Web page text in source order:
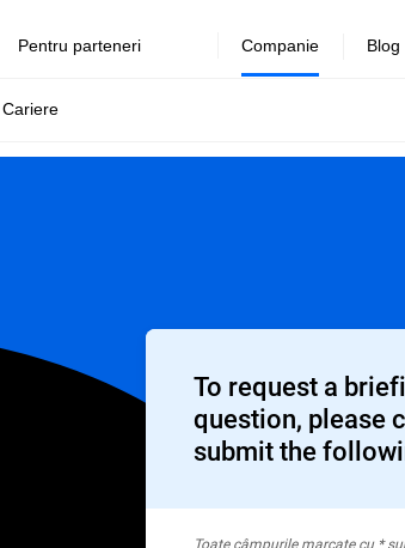
Pentru parteneri Companie
Cariere
Blog
To request a
question, please
submit the
Toate câmpurile marcate cu *